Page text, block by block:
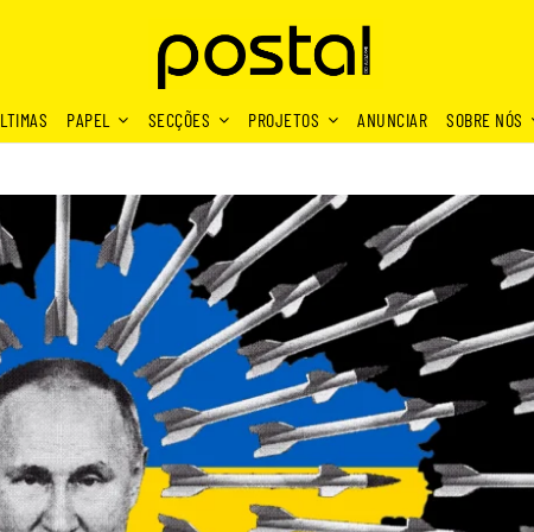
PAPEL SECÇÕES PROJETOS ANUNCIAR SOBRE NÓS